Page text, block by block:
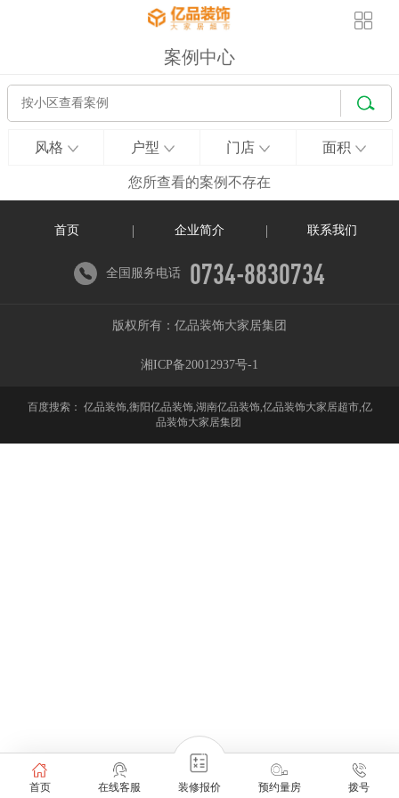
案例中心
风格 户型 门店 面积
您所查看的案例不存在
首页 企业简介 联系我们
全国服务电话 0734-8830734
版权所有：亿品装饰大家居集团
湘ICP备20012937号-1
百度搜索： 亿品装饰,衡阳亿品装饰,湖南亿品装饰,亿品装饰大家居超市,亿
品装饰大家居集团
首页 在线客服 装修报价 预约量房 拨号